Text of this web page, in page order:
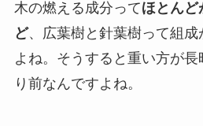
木の燃える成分ってほとんど
ど、広葉樹と針葉樹って組
よね。そうすると重い方が
り前なんですよね。